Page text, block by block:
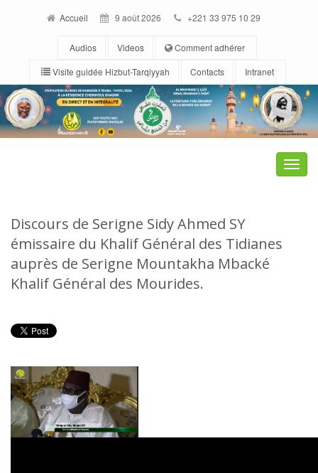
Accueil 9 août 2026 +221 33 975 10 29
Audios Videos
Comment adhérer
Visite guidée Hizbut-Tarqiyyah
Contacts Intranet
Toggle
Discours de Serigne Sidy Ahmed SY
émissaire du Khalif Général des Tidianes
auprès de Serigne Mountakha Mbacké
Khalif Général des Mourides.